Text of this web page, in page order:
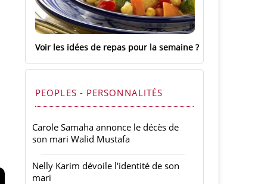
Voir les idées de repas pour la semaine
PEOPLES - PERSONNALITÉS
Carole Samaha annonce le décès de
son mari Walid Mustafa
Nelly Karim dévoile l'identité de son
mari